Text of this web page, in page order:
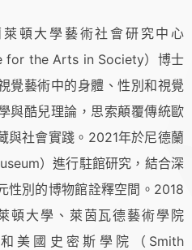
萊頓大學藝術社會研究中心
for the Arts in Society）博士
覺藝術中的身體、性別和視覺
與酷兒理論，思索顛覆傳統歐
與社會實踐。 2021年於尼德蘭
）進行駐館研究，結合深
性別的博物館詮釋空間。 2018
頓大學、萊茵瓦德藝術學院
美國史密斯學院（ Smith